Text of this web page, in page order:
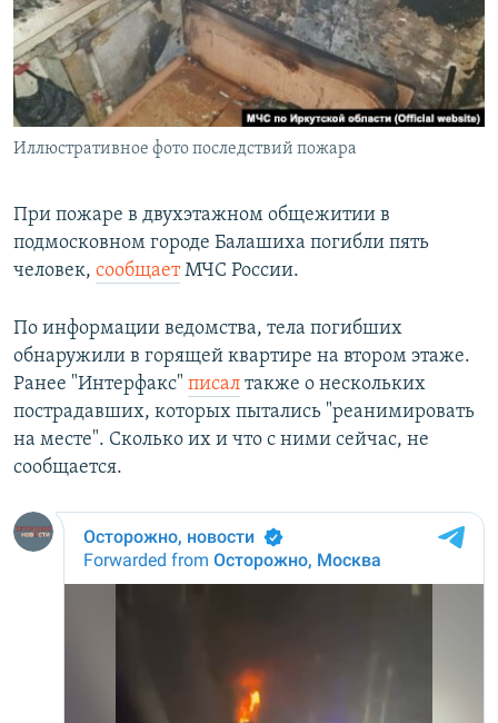
ПОДПИШИТЕСЬ НА РАССЫЛКУ
СОЦИАЛЬНЫЕ СЕТИ
Все сайты РСЕ/РС
Иллюстративное фото последствий пожара
При пожаре в двухэтажном общежитии в
подмосковном городе Балашиха погибли пять
человек, сообщаетМЧС России.
По информации ведомства, тела погибших
обнаружили в горящей квартире на втором этаже.
Ранее "Интерфакс" писал также о нескольких
пострадавших, которых пытались "реанимировать
на месте". Сколько их и что с ними сейчас, не
сообщается.